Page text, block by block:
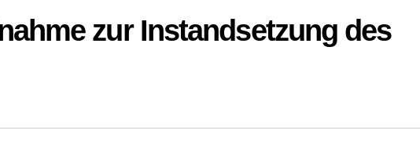
zur Instandsetzung des